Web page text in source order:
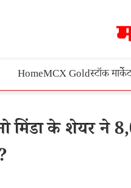
HomeMCX Goldस्टॉक मार्केट
के शेयर ने